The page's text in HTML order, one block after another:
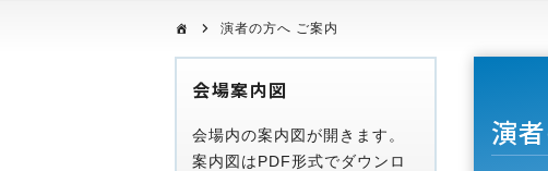
演者の方へ ご案内
演
会場案内図
会場内の案内図が開きます。
案内図はPDF形式でダウンロ